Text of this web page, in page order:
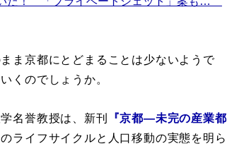
ま京都にとどまることは少ないようで
くのでしょうか。
名誉教授は、新刊
『京都―未完の産業都
ライフサイクルと人口移動の実態を明ら